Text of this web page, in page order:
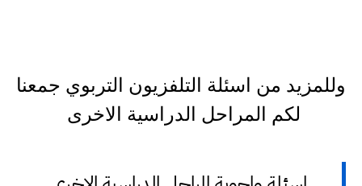
وللمزيد من اسئلة التلفزيون التربوي جمعنا
لكم المراحل الدراسية الاخرى